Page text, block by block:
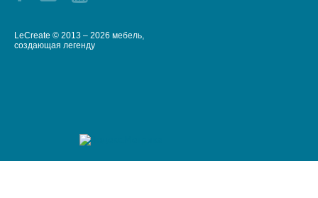
LeCreate © 2013 – 2026 мебель,
создающая легенду